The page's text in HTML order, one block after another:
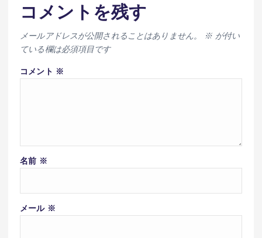
コメントを残す
メールアドレスが公開されることはありません。 ※が付い
ている欄は必須項目です
コメント ※
名前 ※
メール ※